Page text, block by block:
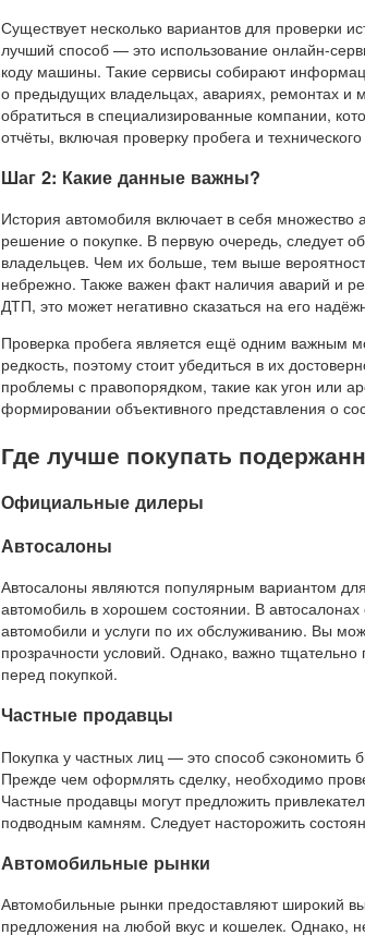
Существует несколько вариантов для проверки
лучший способ — это использование онлайн-
коду машины. Такие сервисы собирают
о предыдущих владельцах, авариях, ремонтах и
обратиться в специализированные компании,
отчёты, включая проверку пробега и
Шаг 2: Какие данные важны?
История автомобиля включает в себя множество
решение о покупке. В первую очередь, следует
владельцев. Чем их больше, тем выше
небрежно. Также важен факт наличия аварий и
ДТП, это может негативно сказаться на его
Проверка пробега является ещё одним
редкость, поэтому стоит убедиться в их
проблемы с правопорядком, такие как угон или
формировании объективного представления о
Где лучше покупать
Официальные дилеры
Автосалоны
Автосалоны являются популярным вариантом
автомобиль в хорошем состоянии. В
автомобили и услуги по их обслуживанию. Вы
прозрачности условий. Однако, важно
перед покупкой.
Частные продавцы
Покупка у частных лиц — это способ сэкономить
Прежде чем оформлять сделку, необходимо
Частные продавцы могут предложить
подводным камням. Следует насторожить
Автомобильные рынки
Автомобильные рынки предоставляют широкий
предложения на любой вкус и кошелек. Однако,